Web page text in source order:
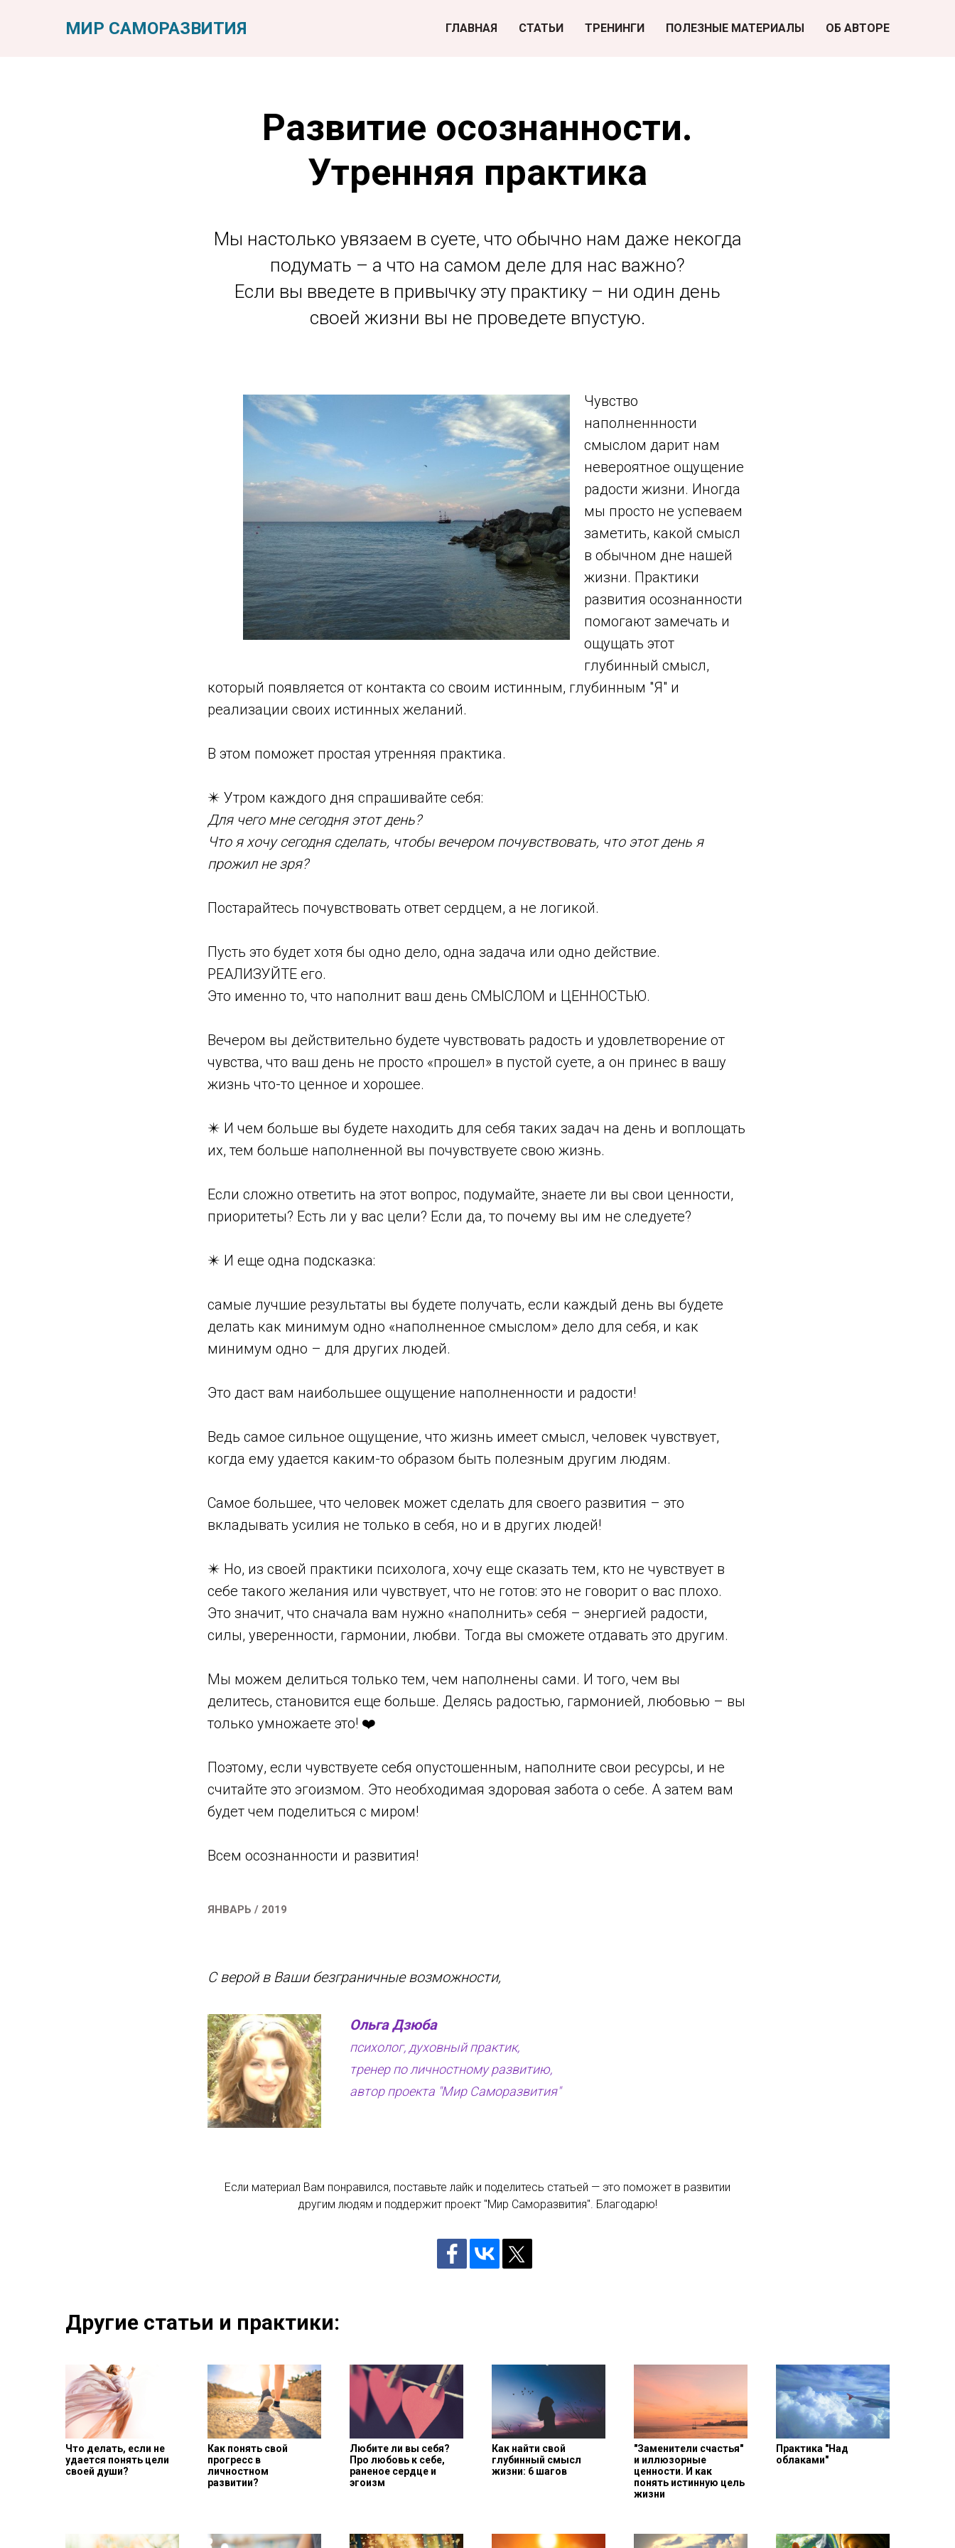
МИР САМОРАЗВИТИЯ ГЛАВНАЯ СТАТЬИ ТРЕНИНГИ ПОЛЕЗНЫЕ МАТЕРИАЛЫ ОБ АВТОРЕ
Развитие осознанности.
Утренняя практика
Мы настолько увязаем в суете, что обычно нам даже некогда
подумать – а что на самом деле для нас важно?
Если вы введете в привычку эту практику – ни один день
своей жизни вы не проведете впустую.
Чувство
наполненнности
смыслом дарит нам
невероятное ощущение
радости жизни. Иногда
мы просто не успеваем
заметить, какой смысл
в обычном дне нашей
жизни. Практики
развития осознанности
помогают замечать и
ощущать этот
глубинный смысл,
который появляется от контакта со своим истинным, глубинным "Я" и
реализации своих истинных желаний.
В этом поможет простая утренняя практика.
✴️ Утром каждого дня спрашивайте себя:
Для чего мне сегодня этот день?
Что я хочу сегодня сделать, чтобы вечером почувствовать, что этот день я
прожил не зря?
Постарайтесь почувствовать ответ сердцем, а не логикой.
Пусть это будет хотя бы одно дело, одна задача или одно действие.
РЕАЛИЗУЙТЕ его.
Это именно то, что наполнит ваш день СМЫСЛОМ и ЦЕННОСТЬЮ.
Вечером вы действительно будете чувствовать радость и удовлетворение от
чувства, что ваш день не просто «прошел» в пустой суете, а он принес в вашу
жизнь что-то ценное и хорошее.
✴️ И чем больше вы будете находить для себя таких задач на день и воплощать
их, тем больше наполненной вы почувствуете свою жизнь.
Если сложно ответить на этот вопрос, подумайте, знаете ли вы свои ценности,
приоритеты? Есть ли у вас цели? Если да, то почему вы им не следуете?
✴️ И еще одна подсказка:
самые лучшие результаты вы будете получать, если каждый день вы будете
делать как минимум одно «наполненное смыслом» дело для себя, и как
минимум одно – для других людей.
Это даст вам наибольшее ощущение наполненности и радости!
Ведь самое сильное ощущение, что жизнь имеет смысл, человек чувствует,
когда ему удается каким-то образом быть полезным другим людям.
Самое большее, что человек может сделать для своего развития – это
вкладывать усилия не только в себя, но и в других людей!
✴️ Но, из своей практики психолога, хочу еще сказать тем, кто не чувствует в
себе такого желания или чувствует, что не готов: это не говорит о вас плохо.
Это значит, что сначала вам нужно «наполнить» себя – энергией радости,
силы, уверенности, гармонии, любви. Тогда вы сможете отдавать это другим.
Мы можем делиться только тем, чем наполнены сами. И того, чем вы
делитесь, становится еще больше. Делясь радостью, гармонией, любовью – вы
только умножаете это! ❤️
Поэтому, если чувствуете себя опустошенным, наполните свои ресурсы, и не
считайте это эгоизмом. Это необходимая здоровая забота о себе. А затем вам
будет чем поделиться с миром!
Всем осознанности и развития!
ЯНВАРЬ / 2019
С верой в Ваши безграничные возможности,
Ольга Дзюба
психолог, духовный практик,
тренер по личностному развитию,
автор проекта "Мир Саморазвития"
Если материал Вам понравился, поставьте лайк и поделитесь статьей — это поможет в развитии
другим людям и поддержит проект "Мир Саморазвития". Благодарю!
Другие статьи и практики:
Что делать, если не
удается понять цели
своей души?
Как понять свой
прогресс в
личностном
развитии?
Любите ли вы себя?
Про любовь к себе,
раненое сердце и
эгоизм
Как найти свой
глубинный смысл
жизни: 6 шагов
"Заменители счастья"
и иллюзорные
ценности. И как
понять истинную цель
жизни
Практика "Над
облаками"